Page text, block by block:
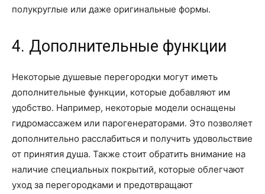
полукруглые или даже оригинальные формы.
4. Дополнительные функции
Некоторые душевые перегородки могут иметь
дополнительные функции, которые добавляют им
удобство. Например, некоторые модели оснащены
гидромассажем или парогенераторами. Это позволяет
дополнительно расслабиться и получить удовольствие
от принятия душа. Также стоит обратить внимание на
наличие специальных покрытий, которые облегчают
уход за перегородками и предотвращают